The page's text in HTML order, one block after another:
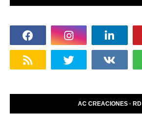
AC CREACIONES · RD